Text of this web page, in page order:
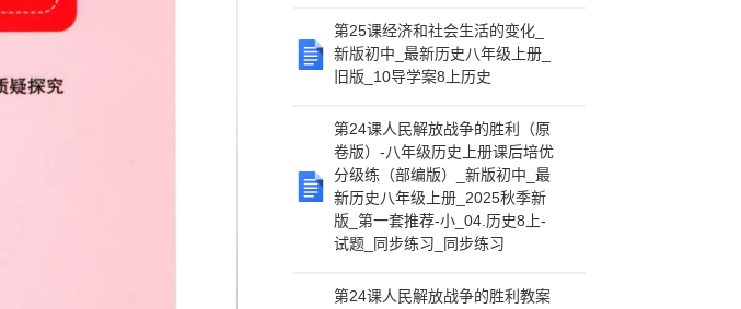
第25课经济和社会生活的变化_
新版初中_最新历史八年级上册_
旧版_10导学案8上历史
第24课人民解放战争的胜利（原
卷版）-八年级历史上册课后培优
分级练（部编版）_新版初中_最
新历史八年级上册_2025秋季新
版_第一套推荐-小_04.历史8上-
试题_同步练习_同步练习
第24课人民解放战争的胜利教案